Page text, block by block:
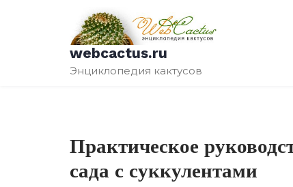
содержимому
webcactus.ru
Энциклопедия кактусов
Практическое
сада с суккулентами